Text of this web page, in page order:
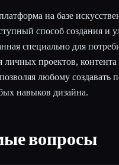
на базе
способ создания и
специально для
личных проектов,
любому создавать
навыков дизайна.
вопросы